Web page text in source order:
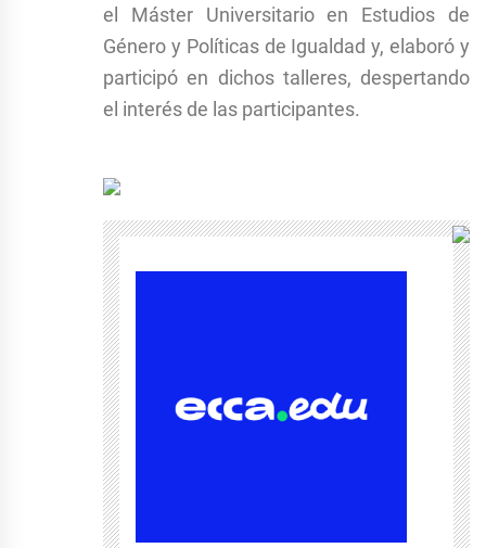
el Máster Universitario en Estudios de
Género y Políticas de Igualdad y, elaboró y
participó en dichos talleres, despertando
el interés de las participantes.